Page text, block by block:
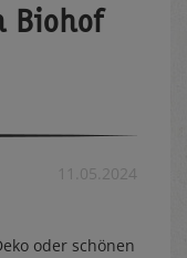
Biohof
11.05.2024
oder schönen